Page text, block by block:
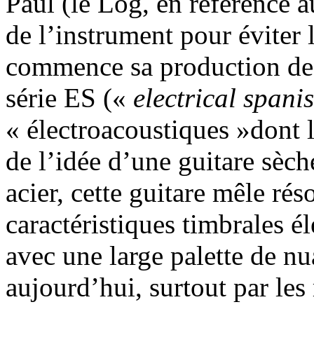
de l’instrument pour éviter
commence sa production
série ES (« electrical
« électroacoustiques »dont
de l’idée d’une guitare
acier, cette guitare mêle
caractéristiques timbrales
avec une large palette de
aujourd’hui, surtout par